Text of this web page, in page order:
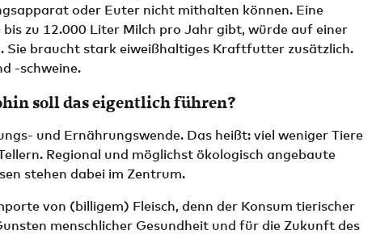
oder Euter nicht mithalten können. Eine
zu 12.000 Liter Milch pro Jahr gibt, würde auf einer
Sie braucht stark eiweißhaltiges Kraftfutter zusätzlich.
-schweine.
soll das eigentlich führen?
und Ernährungswende. Das heißt: viel weniger Tiere
Regional und möglichst ökologisch angebaute
stehen dabei im Zentrum.
von (billigem) Fleisch, denn der Konsum tierischer
menschlicher Gesundheit und für die Zukunft des